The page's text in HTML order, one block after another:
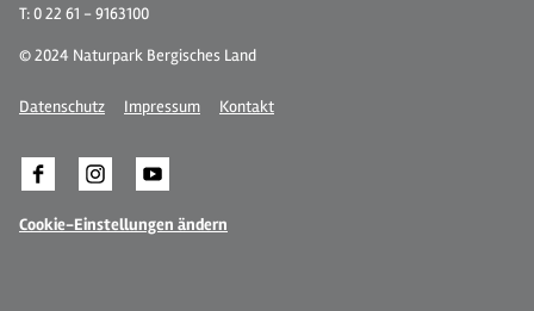
T: 0 22 61 - 9163100
© 2024 Naturpark Bergisches Land
Datenschutz Impressum Kontakt
Cookie-Einstellungen ändern